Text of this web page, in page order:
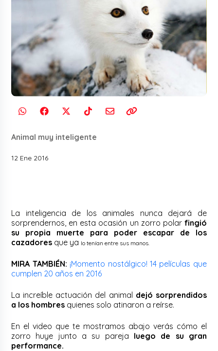
Animal muy inteligente
12 Ene 2016
La inteligencia de los animales nunca dejará de
sorprendernos, en esta ocasión un zorro polarfingió
su propia muerte para poder escapar de los
cazadores que ya lo tenían entre sus manos.
MIRA TAMBIÉN: ¡Momento nostálgico! 14 películas que
cumplen 20 años en 2016
La increíble actuación del animal dejó sorprendidos
a los hombres quienes solo atinaron a reírse.
En el video que te mostramos abajo verás cómo el
zorro huye junto a su pareja luego de su gran
performance.